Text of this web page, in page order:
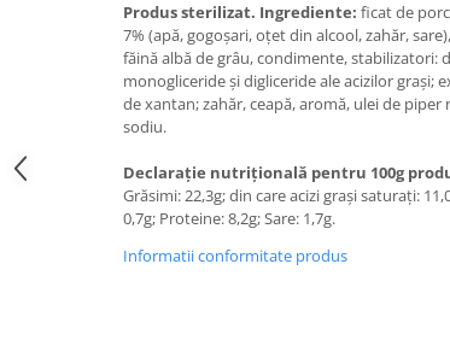
Produs sterilizat. Ingrediente: ficat de
7% (apă, gogoșari, oțet din alcool, zahăr,
făină albă de grâu, condimente,
monogliceride și digliceride ale acizilor grași;
de xantan; zahăr, ceapă, aromă, ulei de
sodiu.
Declarație nutrițională pentru 100g
Grăsimi: 22,3g; din care acizi grași saturați:
0,7g; Proteine: 8,2g; Sare: 1,7g.
Informatii conformitate produs